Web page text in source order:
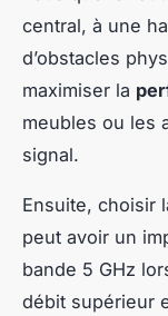
central, à une
d’obstacles
maximiser la
meubles ou les
signal.
Ensuite, choisir
peut avoir un
bande 5 GHz
débit supérieur